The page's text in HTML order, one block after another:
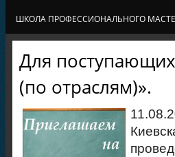
ШКОЛА ПРОФЕССИОНАЛЬНОГО
Для
(по отраслям)».